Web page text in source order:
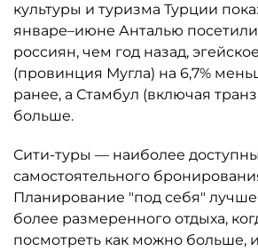
культуры и туризма Турции
январе–июне Анталью
россиян, чем год назад,
(провинция Мугла) на 6,7%
ранее, а Стамбул (включая
больше.
Сити-туры — наиболее
самостоятельного
Планирование "под себя"
более размеренного отдыха,
посмотреть как можно больше,